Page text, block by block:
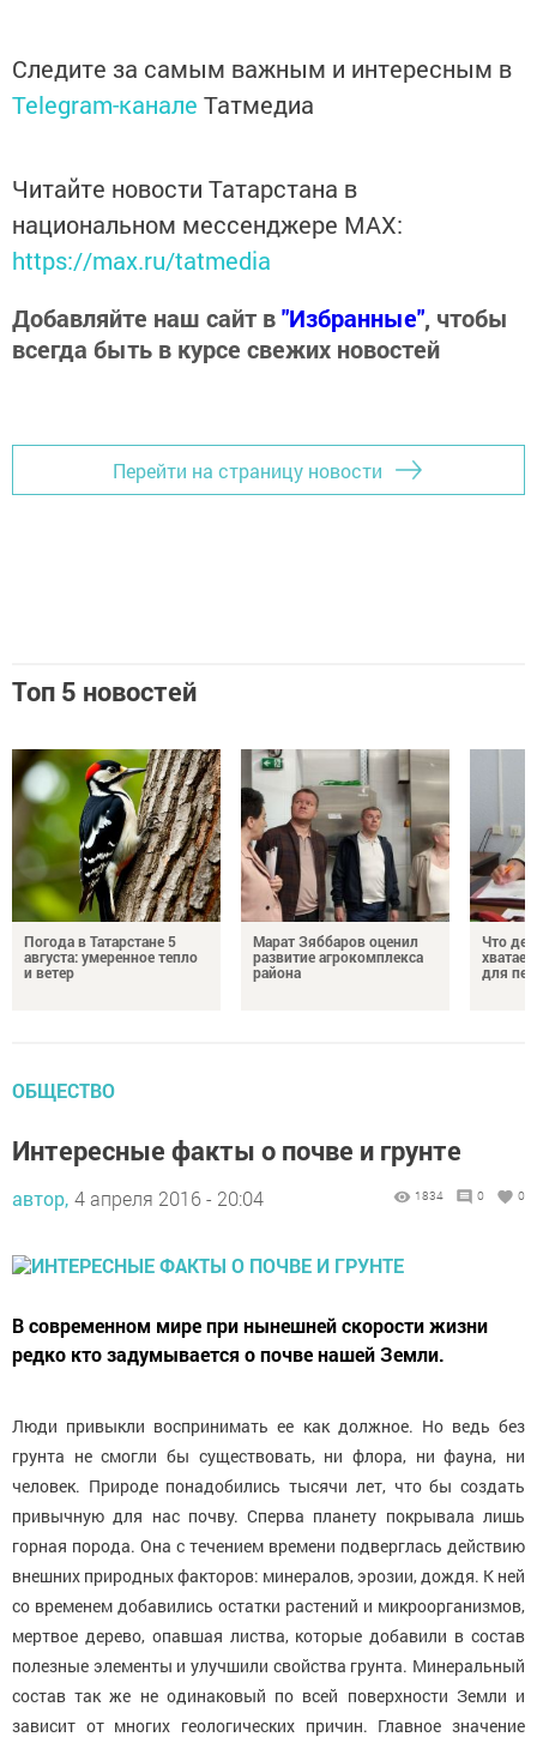
Следите за самым важным и интересным в
Telegram-канале Татмедиа
Читайте новости Татарстана в
национальном мессенджере MАХ:
https://max.ru/tatmedia
Добавляйте наш сайт в"Избранные", чтобы
всегда быть в курсе свежих новостей
Перейти на страницу новости
Топ 5 новостей
Погода в Татарстане 5
августа: умеренное тепло
и ветер
Марат Зяббаров оценил
развитие агрокомплекса
района
Что
для
ОБЩЕСТВО
Интересные факты о почве и грунте
автор, 4 апреля 2016 - 20:04 1834 0 0
В современном мире при нынешней скорости жизни
редко кто задумывается о почве нашей Земли.
Люди привыкли воспринимать ее как должное. Но ведь без
грунта не смогли бы существовать, ни флора, ни фауна, ни
человек. Природе понадобились тысячи лет, что бы создать
привычную для нас почву. Сперва планету покрывала лишь
горная порода. Она с течением времени подверглась действию
внешних природных факторов: минералов, эрозии, дождя. К ней
со временем добавились остатки растений и микроорганизмов,
мертвое дерево, опавшая листва, которые добавили в состав
полезные элементы и улучшили свойства грунта. Минеральный
состав так же не одинаковый по всей поверхности Земли и
зависит от многих геологических причин. Главное значение